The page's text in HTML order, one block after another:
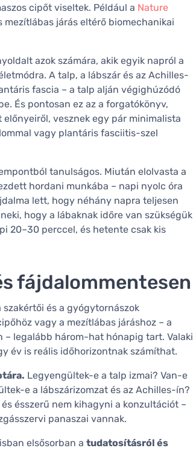
cipőt viseltek. Például a Nature
mezítlábas járás eltérő biomechanikai
azok számára, akik egyik napról a
A talp, a lábszár és az Achilles-
fascia – a talp alján végighúzódó
És pontosan ez az a forgatókönyv,
vesznek egy pár minimalista
vagy plantáris fasciitis-szel
tanulságos. Miután elolvasta a
hordani munkába – napi nyolc óra
lett, hogy néhány napra teljesen
hogy a lábaknak időre van szükségük
20–30 perccel, és hetente csak kis
fájdalommentesen
és a gyógytornászok
vagy a mezítlábas járáshoz – a
legalább három-hat hónapig tart. Valaki
év is reális időhorizontnak számíthat.
Legyengültek-e a talp izmai? Van-e
e a lábszárizomzat és az Achilles-ín?
ésszerű nem kihagyni a konzultációt –
panaszai vannak.
elsősorban a tudatosításról és